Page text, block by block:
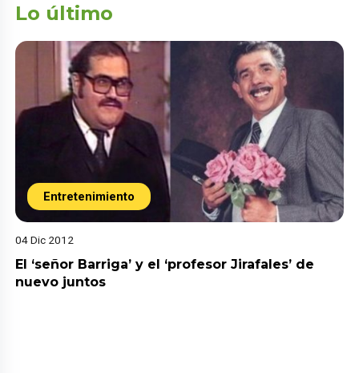
Lo último
Entretenimiento
04 Dic 2012
El ‘señor Barriga’ y el ‘profesor Jirafales’ de
nuevo juntos